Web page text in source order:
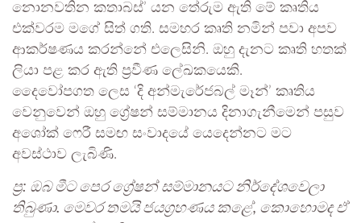
නොනවතින කතාබස්’ යන තේරුම ඇති මේ කෘතිය
එක්වරම මගේ සිත් ගති. සමහර කෘති නමින් පවා අපව
ආකර්ෂණය කරන්නේ එලෙසිනි. ඔහු දැනට කෘති හතක්
ලියා පළ කර ඇති ප්‍රවීණ ලේඛකයෙකි.
දෛවෝපගත ලෙස ‘දි අන්මැරේජබල් මෑන්’ කෘතිය
වෙනුවෙන් ඔහු ග්‍රේෂන් සම්මානය දිනාගැනීමෙන් පසුව
අශෝක් ෆෙරී සමඟ සංවාදයේ යෙදෙන්නට මට
අවස්ථාව ලැබිණි.
ප්‍ර: ඔබ මීට පෙර ග්‍රේෂන් සම්මානයට නිර්දේශවෙලා
තිබුණා. මෙවර තමයි ජයග්‍රහණය කළේ, කොහොමද ඒ